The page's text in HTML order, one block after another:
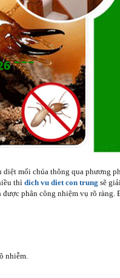
mối chúa thông qua phương
thì dich vu diet con trung sẽ
phân công nhiệm vụ rõ ràng.
nhiễm.